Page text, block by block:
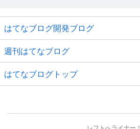
はてなブログ開発ブログ
週刊はてなブログ
はてなブログトップ